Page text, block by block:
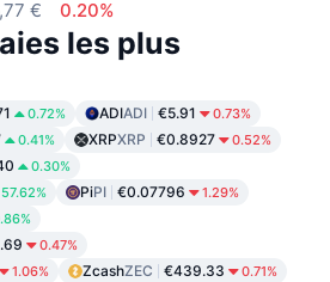
€ 0.20%
les plus
0.72% ADIADI €5.91 0.73%
0.41% XRPXRP €0.8927 0.52%
0.30%
57.62% PiPI €0.07796 1.29%
0.47%
1.06% ZcashZEC €439.33 0.71%